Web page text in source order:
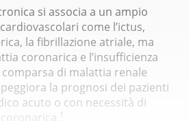
si associa a un ampio
come l’ictus,
la fibrillazione atriale, ma
coronarica e l’insufficienza
di malattia renale
la prognosi dei pazienti
acuto o con necessità di
1